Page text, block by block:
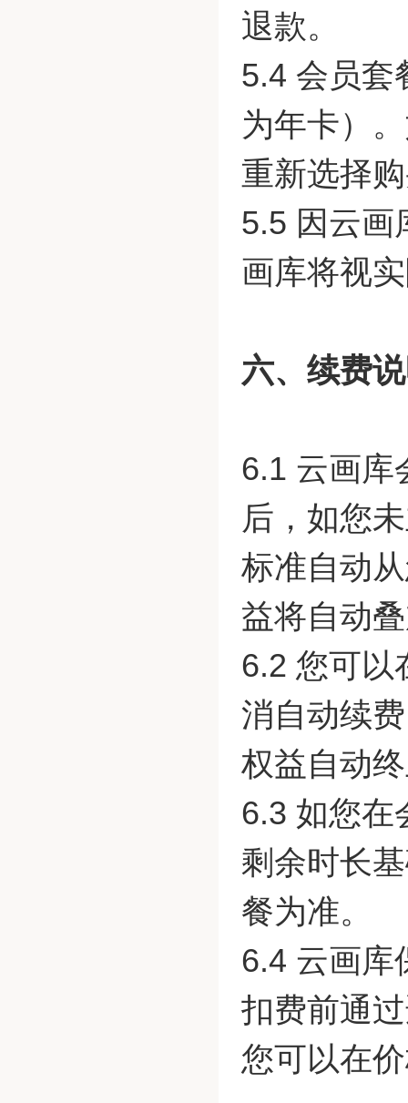
退款。
5.4 会员套
为年卡）
重新选择
5.5 因云画
画库将视
六、续费
6.1 云画库
后，如您
标准自动
益将自动
6.2 您可以
消自动续
权益自动
6.3 如您在
剩余时长
餐为准。
6.4 云画库
扣费前通
您可以在